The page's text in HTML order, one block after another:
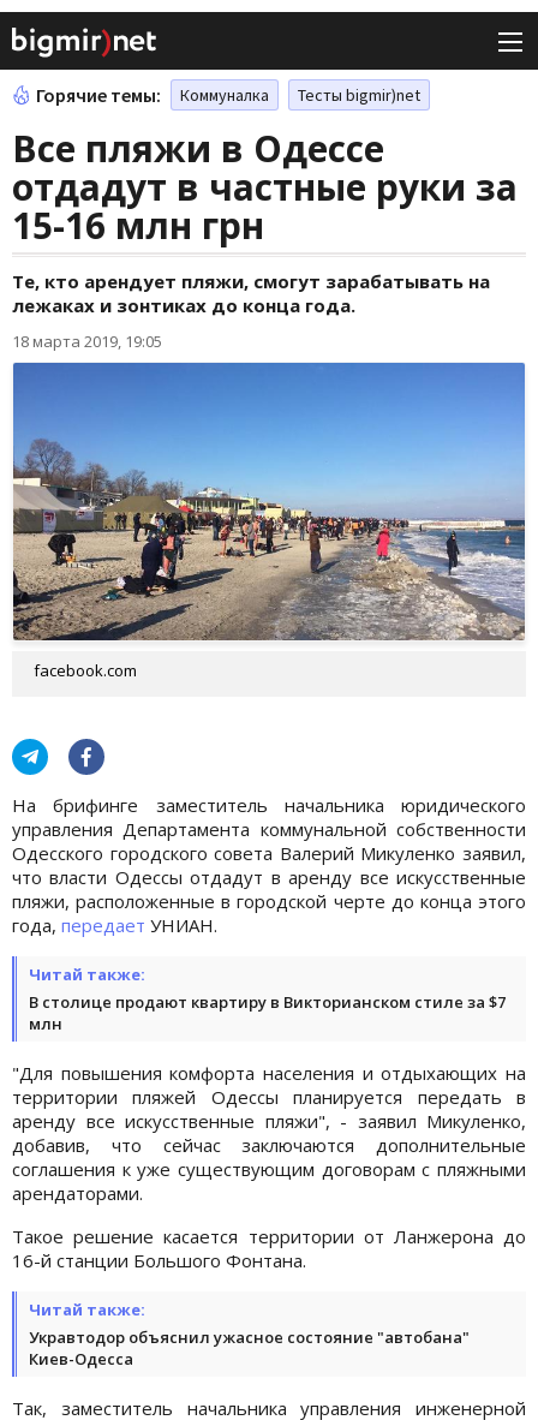
Горячие темы: Коммуналка Тесты bigmir)net
Все пляжи в Одессе
отдадут в частные руки за
15-16 млн грн
Те, кто арендует пляжи, смогут зарабатывать на
лежаках и зонтиках до конца года.
18 марта 2019, 19:05
facebook.com
На брифинге заместитель начальника юридического
управления Департамента коммунальной собственности
Одесского городского совета Валерий Микуленко заявил,
что власти Одессы отдадут в аренду все искусственные
пляжи, расположенные в городской черте до конца этого
года, передает УНИАН.
Читай также:
В столице продают квартиру в Викторианском стиле за $7
млн
"Для повышения комфорта населения и отдыхающих на
территории пляжей Одессы планируется передать в
аренду все искусственные пляжи", - заявил Микуленко,
добавив, что сейчас заключаются дополнительные
соглашения к уже существующим договорам с пляжными
арендаторами.
Такое решение касается территории от Ланжерона до
16-й станции Большого Фонтана.
Читай также:
Укравтодор объяснил ужасное состояние "автобана"
Киев-Одесса
Так, заместитель начальника управления инженерной